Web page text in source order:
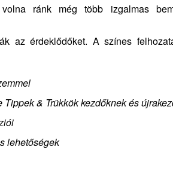
ránk még több izgalmas
az érdeklődőket. A színes
Tippek & Trükkök kezdőknek és
lehetőségek